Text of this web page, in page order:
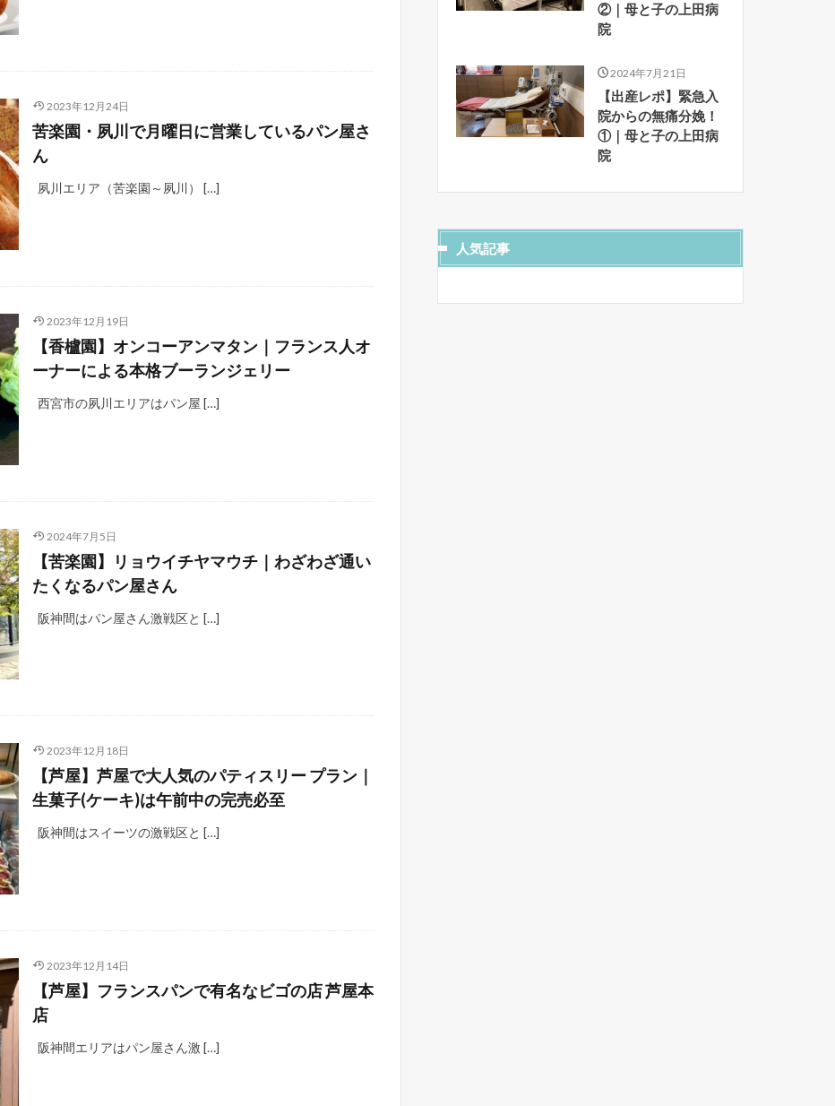
2023年12月24日
苦楽園・夙川で月曜日に営業しているパン屋さ
ん
夙川エリア（苦楽園～夙川） […]
2023年12月19日
【香櫨園】オンコーアンマタン｜フランス人オ
ーナーによる本格ブーランジェリー
西宮市の夙川エリアはパン屋 […]
2024年7月5日
【苦楽園】リョウイチヤマウチ｜わざわざ通い
たくなるパン屋さん
阪神間はパン屋さん激戦区と […]
2023年12月18日
【芦屋】芦屋で大人気のパティスリー プラン｜
生菓子(ケーキ)は午前中の完売必至
阪神間はスイーツの激戦区と […]
2023年12月14日
【芦屋】フランスパンで有名なビゴの店 芦屋本
店
阪神間エリアはパン屋さん激 […]
②｜母と子の上田病
院
2024年7月21日
【出産レポ】緊急入
院からの無痛分娩！
①｜母と子の上田病
院
人気記事